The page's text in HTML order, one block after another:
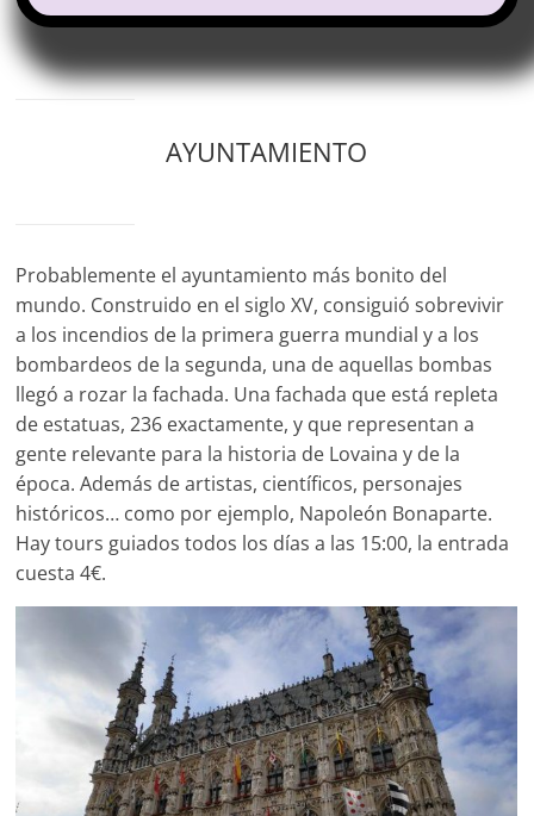
AYUNTAMIENTO
Probablemente el ayuntamiento más bonito del
mundo. Construido en el siglo XV, consiguió sobrevivir
a los incendios de la primera guerra mundial y a los
bombardeos de la segunda, una de aquellas bombas
llegó a rozar la fachada. Una fachada que está repleta
de estatuas, 236 exactamente, y que representan a
gente relevante para la historia de Lovaina y de la
época. Además de artistas, científicos, personajes
históricos… como por ejemplo, Napoleón Bonaparte.
Hay tours guiados todos los días a las 15:00, la entrada
cuesta 4€.